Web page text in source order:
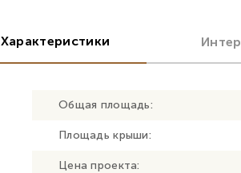
Характеристики
Общая площадь:
Площадь крыши:
Цена проекта: